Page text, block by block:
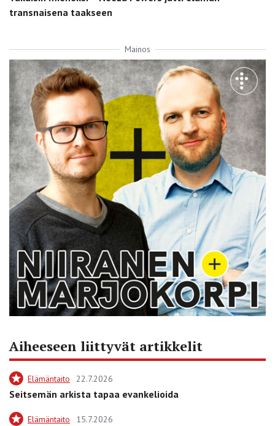
transnaisena taakseen
Mainos
Aiheeseen liittyvät artikkelit
Elämäntaito 22.7.2026
Seitsemän arkista tapaa evankelioida
Elämäntaito 15.7.2026